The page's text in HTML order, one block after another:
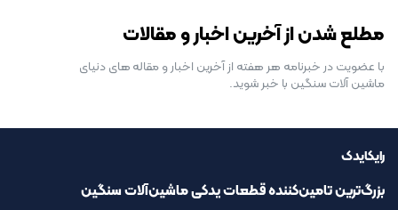
مطلع شدن از آخرین اخبار و مقالات
با عضویت در خبرنامه هر هفته از آخرین اخبار و مقاله های دنیای
ماشین آلات سنگین با خبر شوید.
رایکایدک
بزرگ‌ترین تامین‌کننده قطعات یدکی ماشین‌آلات سنگین